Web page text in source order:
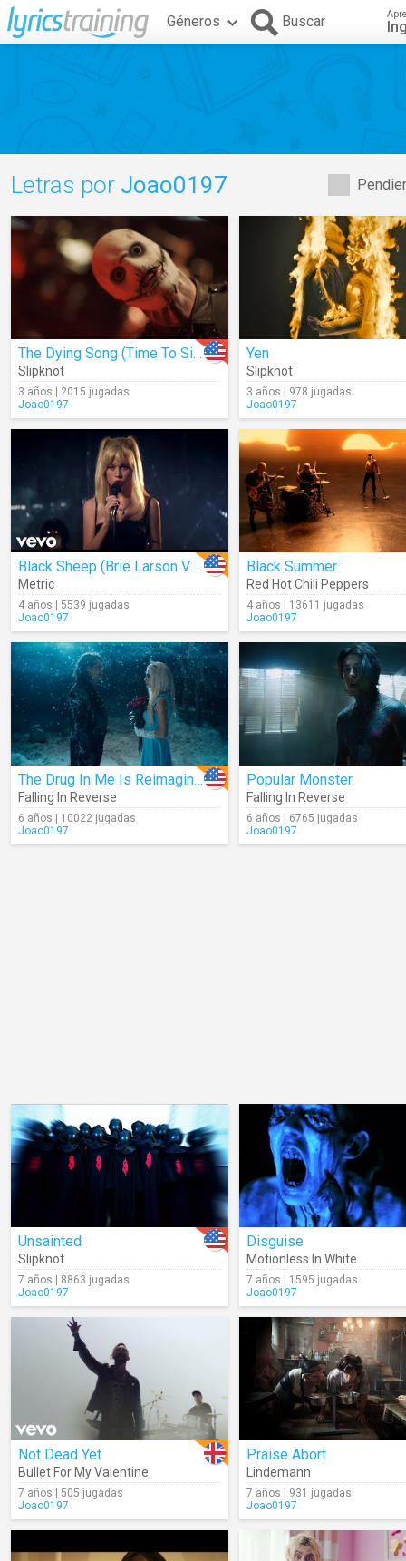
Géneros Buscar
Letras por Joao0197
The Dying Song (Time To Sing)
Slipknot
3 años | 2015 jugadas
Joao0197
Yen
Slipknot
3 años | 978 jugadas
Joao0197
Black Sheep (Brie Larson Vocal Version) (Scott Pilgrim Vs. The World)
Metric
4 años | 5539 jugadas
Joao0197
Black Summer
Red Hot Chili Peppers
4 años | 13611 jugadas
Joao0197
The Drug In Me Is Reimagined
Falling In Reverse
6 años | 10022 jugadas
Joao0197
Popular Monster
Falling In Reverse
6 años | 6765 jugadas
Joao0197
Unsainted
Slipknot
7 años | 8863 jugadas
Joao0197
Disguise
Motionless In White
7 años | 1595 jugadas
Joao0197
Not Dead Yet
Bullet For My Valentine
7 años | 505 jugadas
Joao0197
Praise Abort
Lindemann
7 años | 931 jugadas
Joao0197